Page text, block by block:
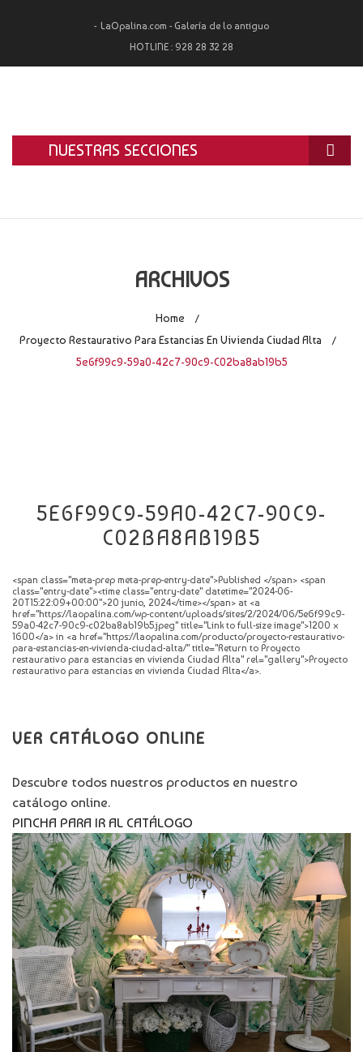
LaOpalina.com - Galería de lo antiguo
HOTLINE : 928 28 32 28
NUESTRAS SECCIONES
LA OPALINA
TASACIÓN Y COMPRA
ARCHIVOS
Home /
Proyecto Restaurativo Para Estancias En Vivienda Ciudad Alta /
5e6f99c9-59a0-42c7-90c9-C02ba8ab19b5
5E6F99C9-59A0-42C7-90C9-
C02BA8AB19B5
<span class="meta-prep meta-prep-entry-date">Published </span> <span
class="entry-date"><time class="entry-date" datetime="2024-06-
20T15:22:09+00:00">20 junio, 2024</time></span> at <a
href="https://laopalina.com/wp-content/uploads/sites/2/2024/06/5e6f99c9-
59a0-42c7-90c9-c02ba8ab19b5.jpeg" title="Link to full-size image">1200 ×
1600</a> in <a href="https://laopalina.com/producto/proyecto-restaurativo-
para-estancias-en-vivienda-ciudad-alta/" title="Return to Proyecto
restaurativo para estancias en vivienda Ciudad Alta" rel="gallery">Proyecto
restaurativo para estancias en vivienda Ciudad Alta</a>.
VER CATÁLOGO ONLINE
Descubre todos nuestros productos en nuestro
catálogo online.
PINCHA PARA IR AL CATÁLOGO